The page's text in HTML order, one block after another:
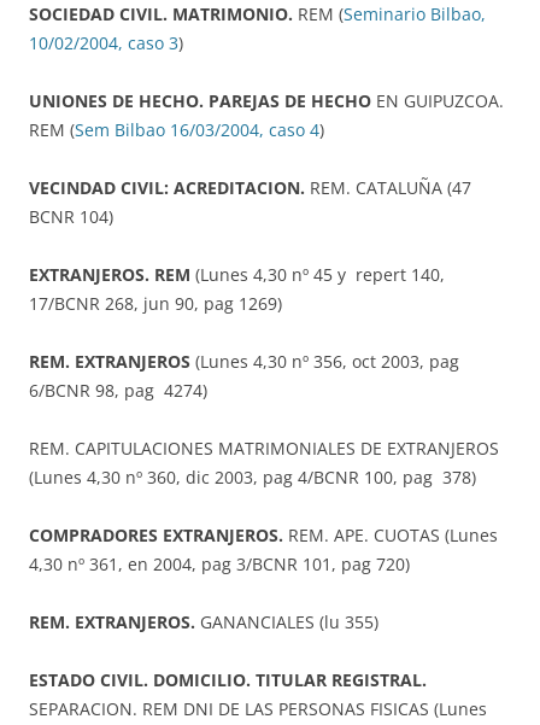
SOCIEDAD CIVIL. MATRIMONIO. REM (Seminario Bilbao,
10/02/2004, caso 3)
UNIONES DE HECHO. PAREJAS DE HECHO EN GUIPUZCOA.
REM (Sem Bilbao 16/03/2004, caso 4)
VECINDAD CIVIL: ACREDITACION. REM. CATALUÑA (47
BCNR 104)
EXTRANJEROS. REM (Lunes 4,30 nº 45 y repert 140,
17/BCNR 268, jun 90, pag 1269)
REM. EXTRANJEROS (Lunes 4,30 nº 356, oct 2003, pag
6/BCNR 98, pag 4274)
REM. CAPITULACIONES MATRIMONIALES DE EXTRANJEROS
(Lunes 4,30 nº 360, dic 2003, pag 4/BCNR 100, pag 378)
COMPRADORES EXTRANJEROS. REM. APE. CUOTAS (Lunes
4,30 nº 361, en 2004, pag 3/BCNR 101, pag 720)
REM. EXTRANJEROS. GANANCIALES (lu 355)
ESTADO CIVIL. DOMICILIO. TITULAR REGISTRAL.
SEPARACION. REM DNI DE LAS PERSONAS FISICAS (Lunes